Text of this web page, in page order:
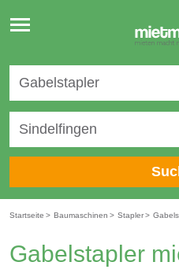
Toggle
navigation
Startseite > Baumaschinen > Stapler>
Gabelstapler